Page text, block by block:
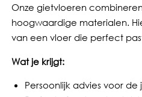
Onze gietvloeren
hoogwaardige materialen.
van een vloer die perfect
Wat je krijgt:
Persoonlijk advies voor de